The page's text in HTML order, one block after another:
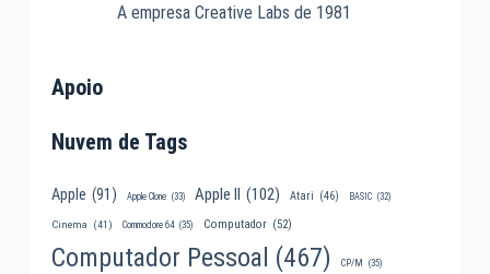
A empresa Creative Labs de 1981
Apoio
Nuvem de Tags
Apple (91) Apple Clone (33) Apple II (102) Atari (46) BASIC (32)
Cinema (41) Commodore 64 (35) Computador (52)
Computador Pessoal (467) CP/M (35)